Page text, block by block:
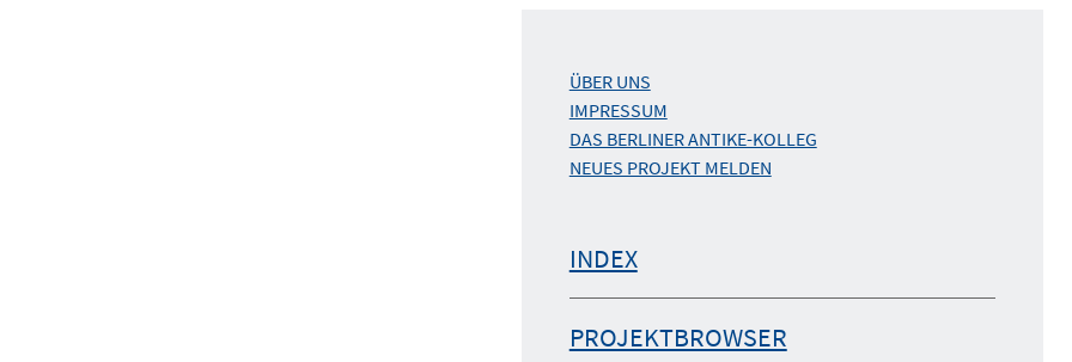
ÜBER UNS
IMPRESSUM
DAS BERLINER ANTIKE-KOLLEG
NEUES PROJEKT MELDEN
INDEX
PROJEKTBROWSER